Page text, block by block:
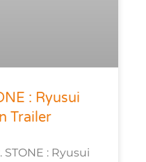
: Ryusui
Trailer
STONE : Ryusui